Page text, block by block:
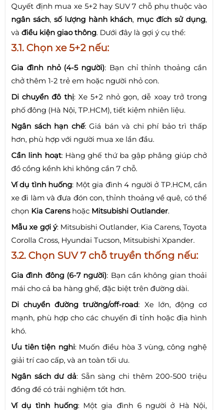
Quyết định mua xe 5+2 hay SUV 7 chỗ phụ thuộc vào
ngân sách, số lượng hành khách, mục đích sử dụng,
và điều kiện giao thông. Dưới đây là gợi ý cụ thể:
3.1. Chọn xe 5+2 nếu:
Gia đình nhỏ (4-5 người): Bạn chỉ thỉnh thoảng cần
chở thêm 1-2 trẻ em hoặc người nhỏ con.
Di chuyển đô thị: Xe 5+2 nhỏ gọn, dễ xoay trở trong
phố đông (Hà Nội, TP.HCM), tiết kiệm nhiên liệu.
Ngân sách hạn chế: Giá bán và chi phí bảo trì thấp
hơn, phù hợp với người mua xe lần đầu.
Cần linh hoạt: Hàng ghế thứ ba gập phẳng giúp chở
đồ cồng kềnh khi không cần 7 chỗ.
Ví dụ tình huống: Một gia đình 4 người ở TP.HCM, cần
xe đi làm và đưa đón con, thỉnh thoảng về quê, có thể
chọn Kia Carenshoặc Mitsubishi Outlander.
Mẫu xe gợi ý: Mitsubishi Outlander, Kia Carens, Toyota
Corolla Cross, Hyundai Tucson, Mitsubishi Xpander.
3.2. Chọn SUV 7 chỗ truyền thống nếu:
Gia đình đông (6-7 người): Bạn cần không gian thoải
mái cho cả ba hàng ghế, đặc biệt trên đường dài.
Di chuyển đường trường/off-road: Xe lớn, động cơ
mạnh, phù hợp cho các chuyến đi tỉnh hoặc địa hình
khó.
Ưu tiên tiện nghi: Muốn điều hòa 3 vùng, công nghệ
giải trí cao cấp, và an toàn tối ưu.
Ngân sách dư dả: Sẵn sàng chi thêm 200-500 triệu
đồng để có trải nghiệm tốt hơn.
Ví dụ tình huống: Một gia đình 6 người ở Hà Nội,